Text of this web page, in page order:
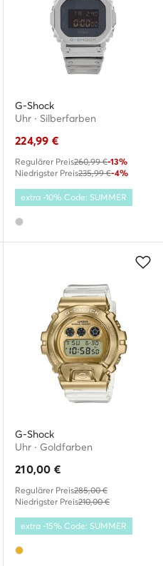
G-Shock
Uhr · Silberfarben
224,99 €
Regulärer Preis260,99 €-13%
Niedrigster Preis235,99 €-4%
extra -10% Code: SUMMER
G-Shock
Uhr · Goldfarben
210,00 €
Regulärer Preis285,00 €
Niedrigster Preis210,00 €
extra -15% Code: SUMMER